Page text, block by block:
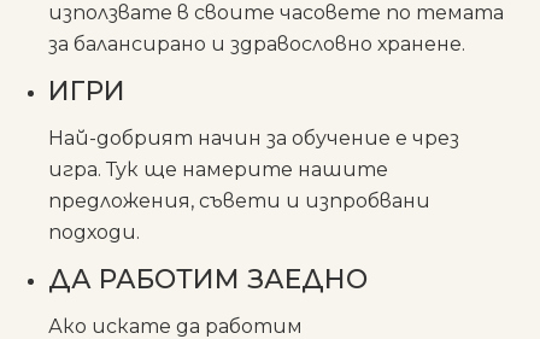
използвате в своите часовете по темата
за балансирано и здравословно хранене.
ИГРИ
Най-добрият начин за обучение е чрез
игра. Тук ще намерите нашите
предложения, съвети и изпробвани
подходи.
ДА РАБОТИМ ЗАЕДНО
Ако искате да работим